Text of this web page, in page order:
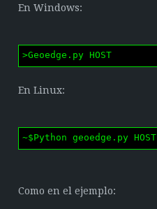
En Windows:
>Geoedge.py HOST
En Linux:
~$Python geoedge.py HOST
Como en el ejemplo: